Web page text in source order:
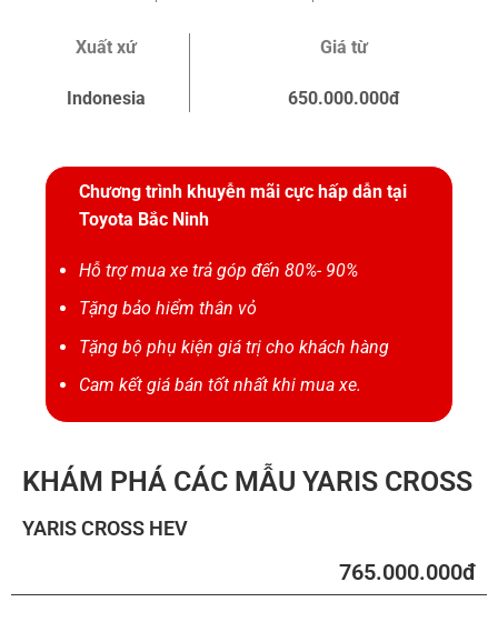
Xuất xứ
Indonesia
Giá từ
650.000.000đ
Chương trình khuyễn mãi cực hấp dẫn tại
Toyota Bắc Ninh
Hỗ trợ mua xe trả góp đến 80%- 90%
Tặng bảo hiểm thân vỏ
Tặng bộ phụ kiện giá trị cho khách hàng
Cam kết giá bán tốt nhất khi mua xe.
KHÁM PHÁ CÁC MẪU YARIS CROSS
YARIS CROSS HEV
765.000.000đ